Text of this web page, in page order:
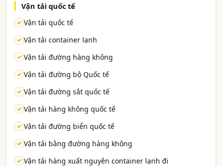
Vận tải quốc tế
Vận tải quốc tế
Vận tải container lạnh
Vận tải đường hàng không
Vận tải đường bộ Quốc tế
Vận tải đường sắt quốc tế
Vận tải hàng không quốc tế
Vận tải đường biển quốc tế
Vận tải bằng đường hàng không
Vận tải hàng xuất nguyên container lạnh đi